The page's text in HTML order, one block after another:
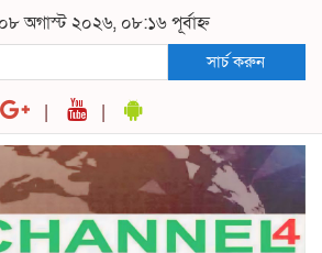
অগাস্ট ২০২৬, ০৮:১৬ পূর্বাহ্ন
সার্চ করুন